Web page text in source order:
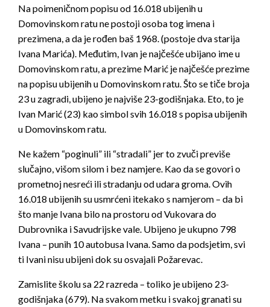
Na poimeničnom popisu od 16.018 ubijenih u
Domovinskom ratu ne postoji osoba tog imena i
prezimena, a da je rođen baš 1968. (postoje dva starija
Ivana Marića). Međutim, Ivan je najčešće ubijano ime u
Domovinskom ratu, a prezime Marić je najčešće prezime
na popisu ubijenih u Domovinskom ratu. Što se tiče broja
23 u zagradi, ubijeno je najviše 23-godišnjaka. Eto, to je
Ivan Marić (23) kao simbol svih 16.018 s popisa ubijenih
u Domovinskom ratu.
Ne kažem “poginuli” ili “stradali” jer to zvuči previše
slučajno, višom silom i bez namjere. Kao da se govori o
prometnoj nesreći ili stradanju od udara groma. Ovih
16.018 ubijenih su usmrćeni itekako s namjerom – da bi
što manje Ivana bilo na prostoru od Vukovara do
Dubrovnika i Savudrijske vale. Ubijeno je ukupno 798
Ivana – punih 10 autobusa Ivana. Samo da podsjetim, svi
ti Ivani nisu ubijeni dok su osvajali Požarevac.
Zamislite školu sa 22 razreda – toliko je ubijeno 23-
godišnjaka (679). Na svakom metku i svakoj granati su